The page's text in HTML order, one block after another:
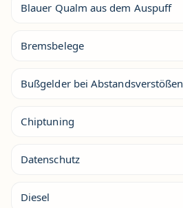
Blauer Qualm aus dem Auspuff
Bremsbelege
Bußgelder bei Abstandsverstößen
Chiptuning
Datenschutz
Diesel